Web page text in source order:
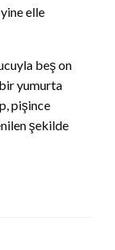
elle
beş on
yumurta
pişince
şekilde